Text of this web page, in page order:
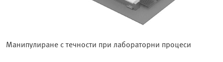
Манипулиране с течности при лабораторни процеси